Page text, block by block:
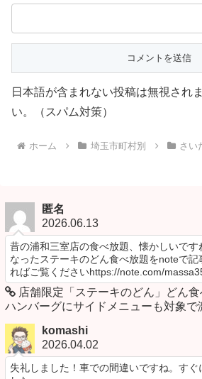
日本語が含まれない投稿は無視され
い。（スパム対策）
ホーム 埼玉市町村別 さい
匿名
2026.06.13
昔の浦和三室店の食べ放題、懐かしいです
なったステーキのどん食べ放題をnoteで
ればご覧くださいhttps://note.com/
店舗限定「ステーキのどん」どん食
ハンバーグにサイドメニューも対象で
komashi
2026.04.02
失礼しました！車での間違いですね。すぐ